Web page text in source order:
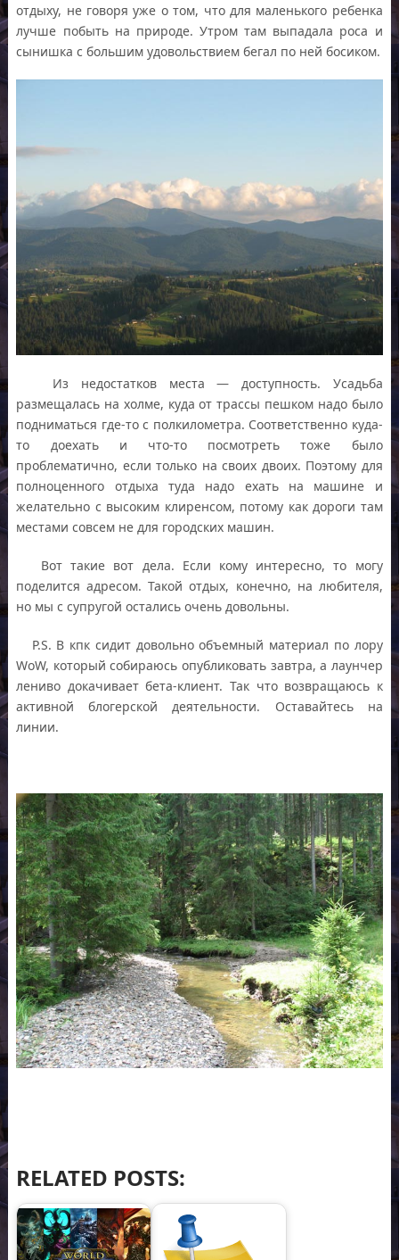
отдыху, не говоря уже о том, что для маленького ребенка
лучше побыть на природе. Утром там выпадала роса и
сынишка с большим удовольствием бегал по ней босиком.
Из недостатков места — доступность. Усадьба
размещалась на холме, куда от трассы пешком надо было
подниматься где-то с полкилометра. Соответственно куда-
то доехать и что-то посмотреть тоже было
проблематично, если только на своих двоих. Поэтому для
полноценного отдыха туда надо ехать на машине и
желательно с высоким клиренсом, потому как дороги там
местами совсем не для городских машин.
Вот такие вот дела. Если кому интересно, то могу
поделится адресом. Такой отдых, конечно, на любителя,
но мы с супругой остались очень довольны.
P.S. В кпк сидит довольно объемный материал по лору
WoW, который собираюсь опубликовать завтра, а лаунчер
лениво докачивает бета-клиент. Так что возвращаюсь к
активной блогерской деятельности. Оставайтесь на
линии.
RELATED POSTS: